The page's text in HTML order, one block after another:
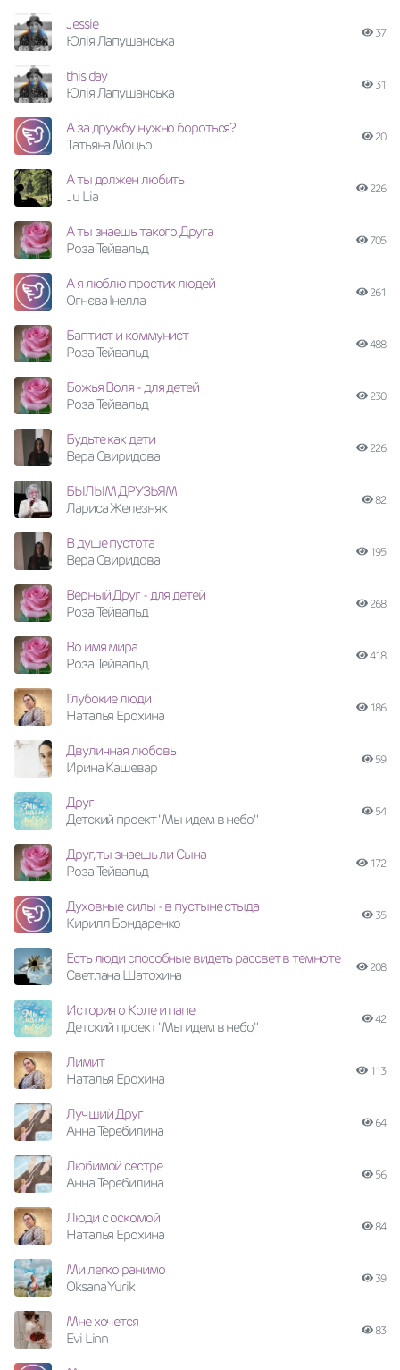
Jessie
Юлія Лапушанська
37
this day
Юлія Лапушанська
31
А за дружбу нужно бороться?
Татьяна Моцьо
20
А ты должен любить
Ju Lia
226
А ты знаешь такого Друга
Роза Тейвальд
705
А я люблю простих людей
Огнєва Інелла
261
Баптист и коммунист
Роза Тейвальд
488
Божья Воля - для детей
Роза Тейвальд
230
Будьте как дети
Вера Свиридова
226
БЫЛЫМ ДРУЗЬЯМ
Лариса Железняк
82
В душе пустота
Вера Свиридова
195
Верный Друг - для детей
Роза Тейвальд
268
Во имя мира
Роза Тейвальд
418
Глубокие люди
Наталья Ерохина
186
Двуличная любовь
Ирина Кашевар
59
Друг
Детский проект "Мы идем в небо"
54
Друг, ты знаешь ли Сына
Роза Тейвальд
172
Духовные силы - в пустыне стыда
Кирилл Бондаренко
35
Есть люди способные видеть рассвет в темноте
Светлана Шатохина
208
История о Коле и папе
Детский проект "Мы идем в небо"
42
Лимит
Наталья Ерохина
113
Лучший Друг
Анна Теребилина
64
Любимой сестре
Анна Теребилина
56
Люди с оскомой
Наталья Ерохина
84
Ми легко ранимо
Oksana Yurik
39
Мне хочется
Evi Linn
83